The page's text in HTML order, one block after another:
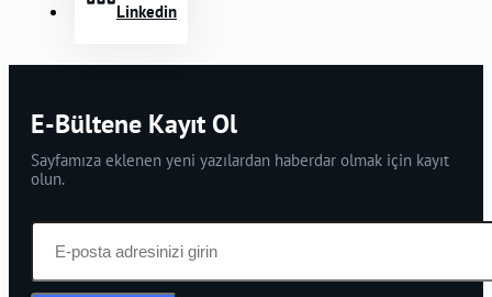
Linkedin
E-Bültene Kayıt Ol
Sayfamıza eklenen yeni yazılardan haberdar olmak için kayıt
olun.